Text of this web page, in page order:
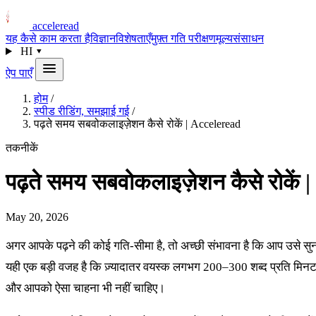
acceleread
यह कैसे काम करता हैविज्ञानविशेषताएँमुफ़्त गति परीक्षणमूल्यसंसाधन
HI ▾
ऐप पाएँ
होम /
स्पीड रीडिंग, समझाई गई /
पढ़ते समय सबवोकलाइज़ेशन कैसे रोकें | Acceleread
तकनीकें
पढ़ते समय सबवोकलाइज़ेशन कैसे रोकें |
May 20, 2026
अगर आपके पढ़ने की कोई गति-सीमा है, तो अच्छी संभावना है कि आप
यही एक बड़ी वजह है कि ज़्यादातर वयस्क लगभग 200–300 शब्द प्रति
और आपको ऐसा चाहना भी नहीं चाहिए।